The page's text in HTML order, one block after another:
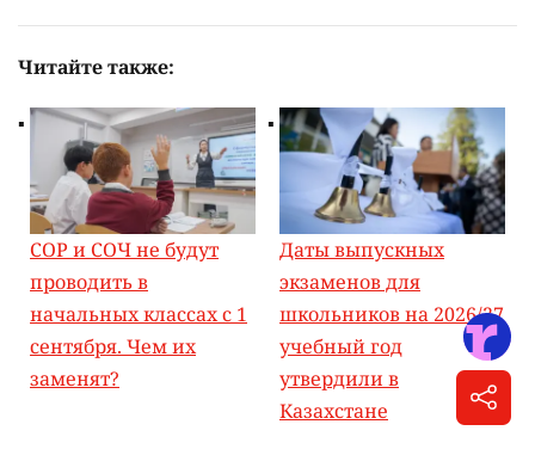
Читайте также:
СОР и СОЧ не будут
проводить в
начальных классах с 1
сентября. Чем их
заменят?
Даты выпускных
экзаменов для
школьников на 2026/27
учебный год
утвердили в
Казахстане